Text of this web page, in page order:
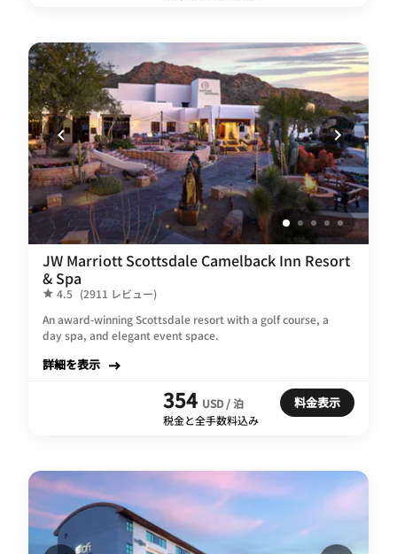
JW Marriott Scottsdale Camelback Inn Resort
& Spa
4.5 (2911 レビュー)
An award-winning Scottsdale resort with a golf course, a
day spa, and elegant event space.
詳細を表示
354 USD / 泊
税金と全手数料込み
料金表示